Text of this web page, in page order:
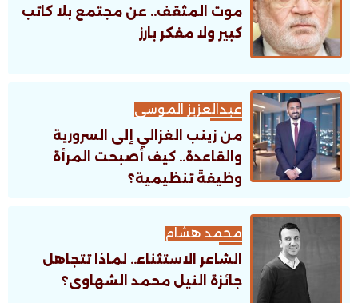
موت المثقف.. عن مجتمع بلا كاتب
كبير ولا مفكر بارز
عبدالعزيز الموسى
من زينب الغزالي إلى السرورية
والقاعدة.. كيف أصبحت المرأة
وظيفةً تنظيمية؟
محمد هشام
الشاعر الاستثناء.. لماذا تتجاهل
جائزة النيل محمد الشهاوى؟